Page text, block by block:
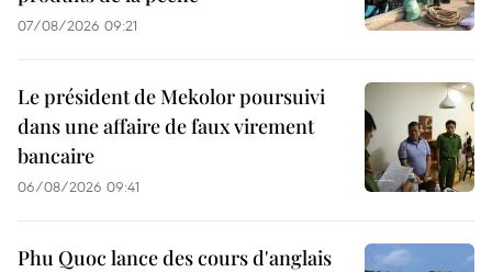
07/08/2026 09:21
Le président de Mekolor poursuivi
dans une affaire de faux virement
bancaire
06/08/2026 09:41
Phu Quoc lance des cours d'anglais